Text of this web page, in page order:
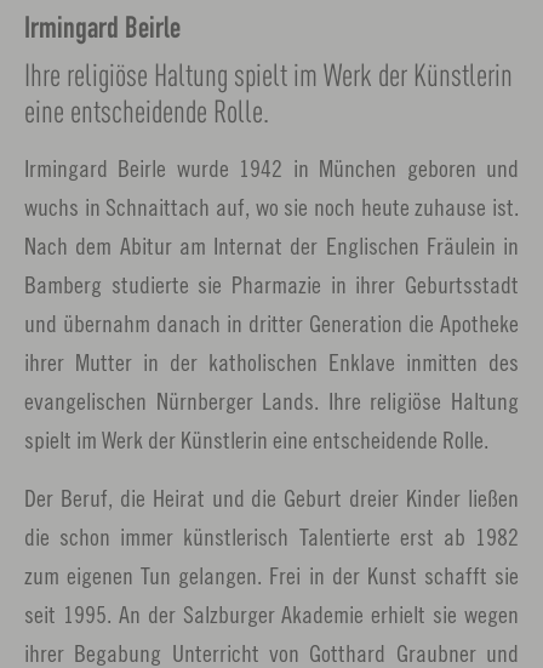
Irmingard Beirle
Ihre religiöse Haltung spielt im Werk der Künstlerin
eine entscheidende Rolle.
Irmingard Beirle wurde 1942 in München geboren und
wuchs in Schnaittach auf, wo sie noch heute zuhause ist.
Nach dem Abitur am Internat der Englischen Fräulein in
Bamberg studierte sie Pharmazie in ihrer Geburtsstadt
und übernahm danach in dritter Generation die Apotheke
ihrer Mutter in der katholischen Enklave inmitten des
evangelischen Nürnberger Lands. Ihre religiöse Haltung
spielt im Werk der Künstlerin eine entscheidende Rolle.
Der Beruf, die Heirat und die Geburt dreier Kinder ließen
die schon immer künstlerisch Talentierte erst ab 1982
zum eigenen Tun gelangen. Frei in der Kunst schafft sie
seit 1995. An der Salzburger Akademie erhielt sie wegen
ihrer Begabung Unterricht von Gotthard Graubner und